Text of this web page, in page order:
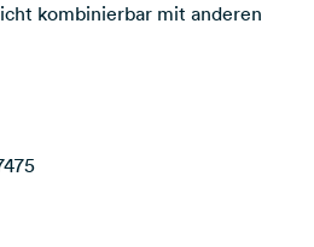
kombinierbar mit anderen